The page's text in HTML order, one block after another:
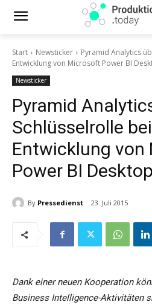
Start Newsticker
Pyramid Analytics
Entwicklung von Microsoft Power BI
Newsticker
Pyramid
Schlüsselrolle
Entwicklung von
Power BI Desktop
By Pressedienst 23. Juli 2015
Dank einer neuen Kooperation
Business Intelligence-Aktivitäten